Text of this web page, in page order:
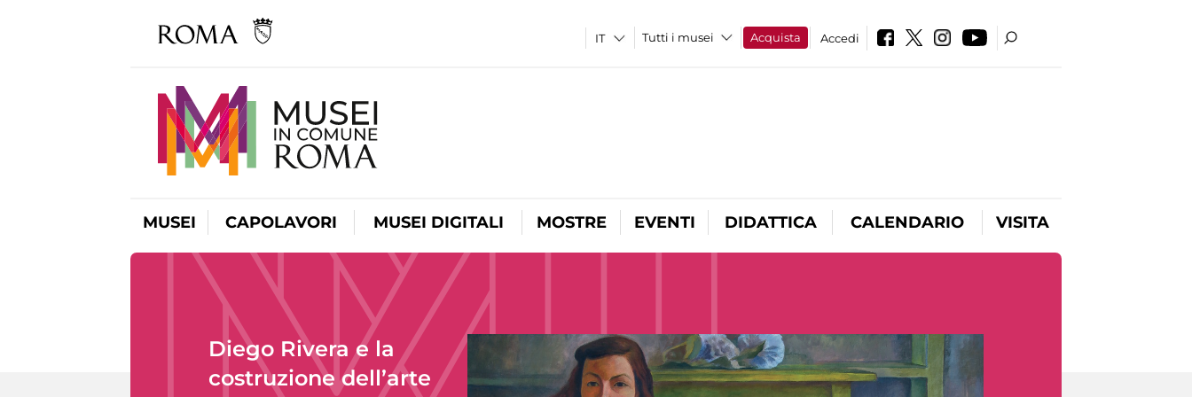
Tutti i musei Acquista Accedi
MUSEI CAPOLAVORI MUSEI DIGITALI MOSTRE EVENTI DIDATTICA CALENDARIO VISITA
Diego Rivera e la
costruzione dell’arte